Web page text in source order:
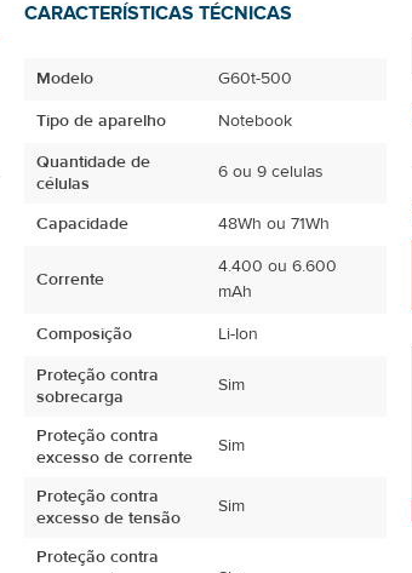
CARACTERÍSTICAS TÉCNICAS
Modelo
G60t-500
Tipo de aparelho
Notebook
Quantidade de
células
6 ou 9 celulas
Capacidade 48Wh ou 71Wh
Corrente
4.400 ou 6.600
mAh
Composição
Li-Ion
Proteção contra
sobrecarga
Sim
Proteção contra
excesso de corrente
Sim
Proteção contra
excesso de tensão
Sim
Proteção contra